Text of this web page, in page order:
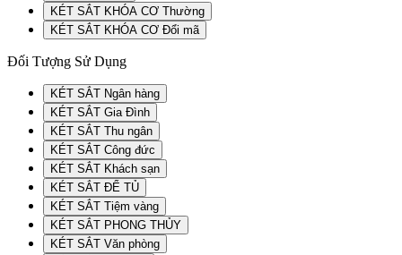
KÉT SẮT KHÓA CƠ Thường
KÉT SẮT KHÓA CƠ Đổi mã
Đối Tượng Sử Dụng
KÉT SẮT Ngân hàng
KÉT SẮT Gia Đình
KÉT SẮT Thu ngân
KÉT SẮT Công đức
KÉT SẮT Khách sạn
KÉT SẮT ĐỂ TỦ
KÉT SẮT Tiệm vàng
KÉT SẮT PHONG THỦY
KÉT SẮT Văn phòng